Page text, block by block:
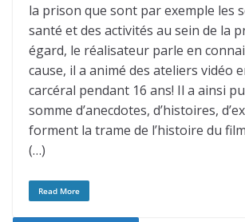
la prison que sont par exemple les
santé et des activités au sein de la
égard, le réalisateur parle en
cause, il a animé des ateliers vidéo
carcéral pendant 16 ans! Il a ainsi
somme d’anecdotes, d’histoires,
forment la trame de l’histoire du
(…)
Read More